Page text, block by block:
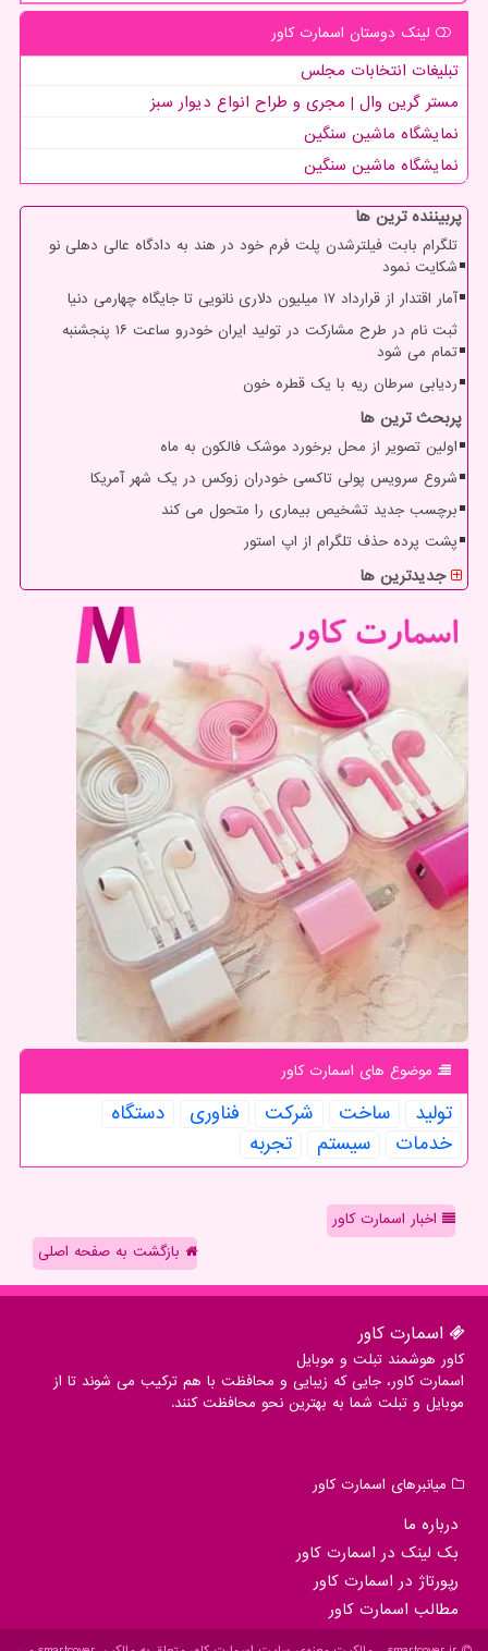
لینک دوستان اسمارت كاور
تبلیغات انتخابات مجلس
مستر گرین وال | مجری و طراح انواع دیوار سبز
نمایشگاه ماشین سنگین
نمایشگاه ماشین سنگین
پربیننده ترین ها
تلگرام بابت فیلترشدن پلت فرم خود در هند به دادگاه عالی دهلی نو
شکایت نمود
آمار اقتدار از قرارداد ۱۷ میلیون دلاری نانویی تا جایگاه چهارمی دنیا
ثبت نام در طرح مشارکت در تولید ایران خودرو ساعت ۱۶ پنجشنبه
تمام می شود
ردیابی سرطان ریه با یک قطره خون
پربحث ترین ها
اولین تصویر از محل برخورد موشک فالکون به ماه
شروع سرویس پولی تاکسی خودران زوکس در یک شهر آمریکا
برچسب جدید تشخیص بیماری را متحول می کند
پشت پرده حذف تلگرام از اپ استور
جدیدترین ها
موضوع های اسمارت كاور
تولید ساخت شركت فناوری
دستگاه
خدمات
سیستم تجربه
اخبار اسمارت کاور
بازگشت به صفحه اصلی
اسمارت كاور
کاور هوشمند تبلت و موبایل
اسمارت کاور، جایی که زیبایی و محافظت با هم ترکیب می شوند تا از
موبایل و تبلت شما به بهترین نحو محافظت کنند.
میانبرهای اسمارت كاور
درباره ما
بک لینک در اسمارت كاور
رپورتاژ در اسمارت كاور
مطالب اسمارت كاور